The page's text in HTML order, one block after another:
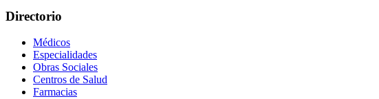
Directorio
Médicos
Especialidades
Obras Sociales
Centros de Salud
Farmacias